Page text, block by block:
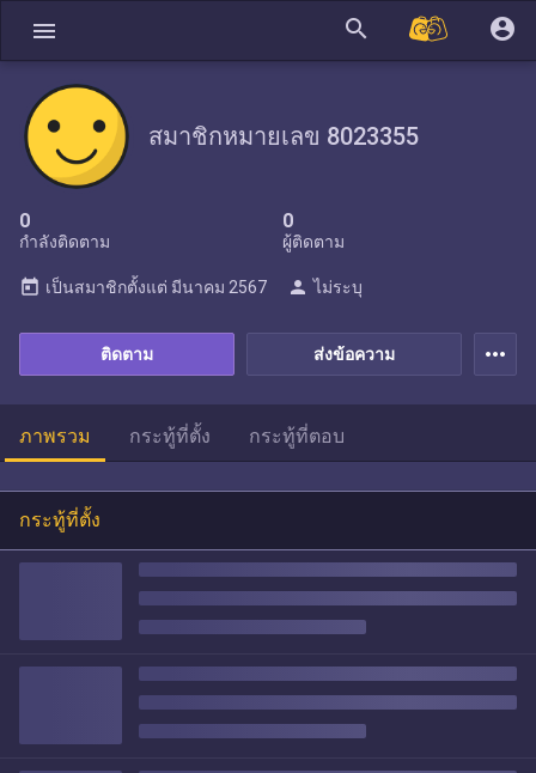
menu search account_circle
สมาชิกหมายเลข 8023355
0
กำลังติดตาม
0
ผู้ติดตาม
ส่งข้อความ
ติดตาม
today เป็นสมาชิกตั้งแต่ มีนาคม 2567 person ไม่ระบุ
more_horiz
ภาพรวม กระทู้ที่ตั้ง กระทู้ที่ตอบ
กระทู้ที่ตั้ง